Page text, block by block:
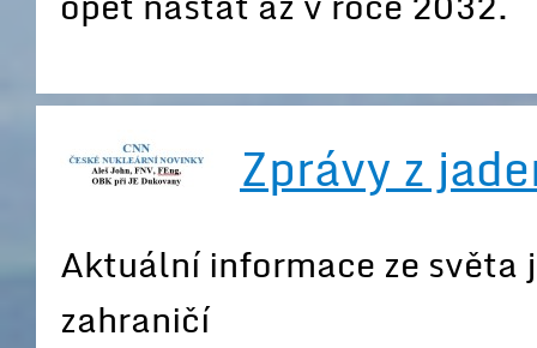
Zprávy z
Aktuální informace ze světa
zahraničí